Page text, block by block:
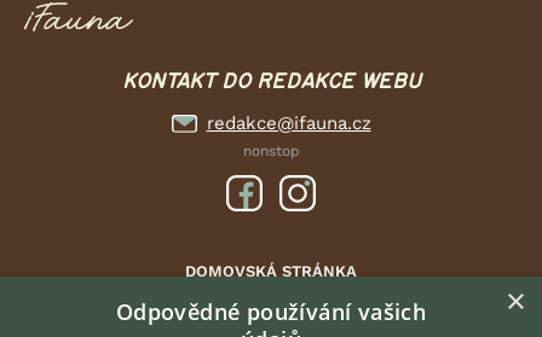
KONTAKT DO REDAKCE WEBU
redakce@ifauna.cz
nonstop
DOMOVSKÁ STRÁNKA
INZERCE
×
Odpovědné používání vašich